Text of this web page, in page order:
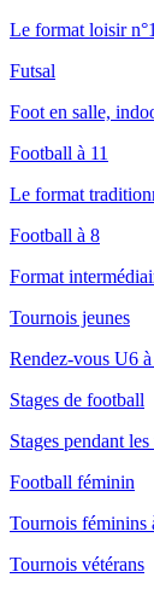
Le format loisir
Futsal
Foot en salle,
Football à 11
Le format
Football à 8
Format
Tournois jeunes
Rendez-vous U6
Stages de football
Stages pendant
Football féminin
Tournois féminins
Tournois vétérans